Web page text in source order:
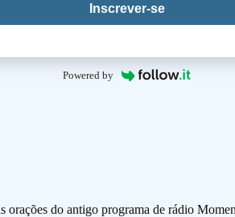
Inscrever-se
Powered by
orações do antigo programa de rádio